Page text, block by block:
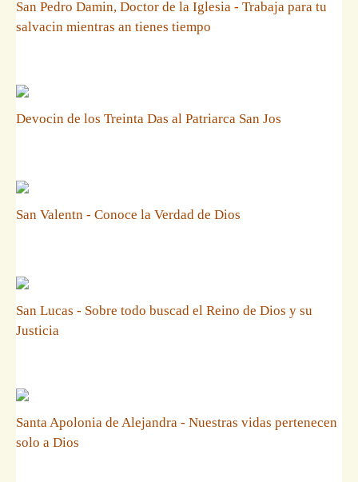
San Pedro Damin, Doctor de la Iglesia - Trabaja para tu
salvacin mientras an tienes tiempo
Devocin de los Treinta Das al Patriarca San Jos
San Valentn - Conoce la Verdad de Dios
San Lucas - Sobre todo buscad el Reino de Dios y su
Justicia
Santa Apolonia de Alejandra - Nuestras vidas pertenecen
solo a Dios